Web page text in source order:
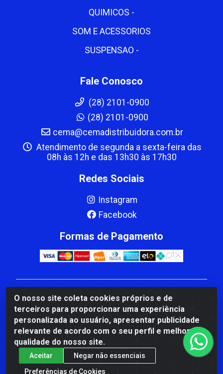
O nosso site coleta cookies próprios e de
terceiros para proporcionar uma experiência
personalizada ao usuário, apresentar publicidade
relevante de acordo com o seu perfil e melhorar a
qualidade do nosso site.
Aceitar
Negar não essenciais
Preferências de Cookies
QUIMICOS -
SOM E ACESSORIOS
SUSPENSAO -
Fale Conosco
(28) 2101-0900
(28) 2101-0900
cema@cemadistribuidora.com.br
Atendimento de segunda a sexta-feira das
08h às 12h e das 13h30 às 17h30
Redes Sociais
Instagram
Facebook
Formas de Pagamento
CBP MACEDO COMERCIO PEÇAS LTDA Matriz - av
Mauro Miranda Madureira, 1249 - Coramara , Cachoeiro
de Itapemirim/ES - CEP 29.311-310 - CNPJ
00.502.680/0001-41